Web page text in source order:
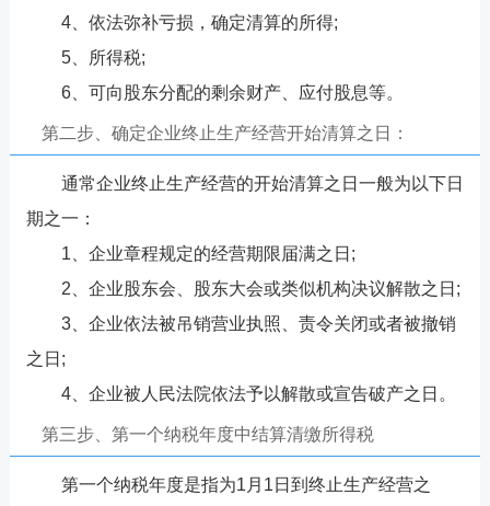
4、依法弥补亏损，确定清算的所得;
5、所得税;
6、可向股东分配的剩余财产、应付股息等。
第二步、确定企业终止生产经营开始清算之日：
通常企业终止生产经营的开始清算之日一般为以下日
期之一：
1、企业章程规定的经营期限届满之日;
2、企业股东会、股东大会或类似机构决议解散之日;
3、企业依法被吊销营业执照、责令关闭或者被撤销
之日;
4、企业被人民法院依法予以解散或宣告破产之日。
第三步、第一个纳税年度中结算清缴所得税
第一个纳税年度是指为1月1日到终止生产经营之